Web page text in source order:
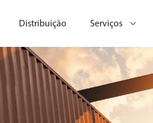
Distribuição Serviços